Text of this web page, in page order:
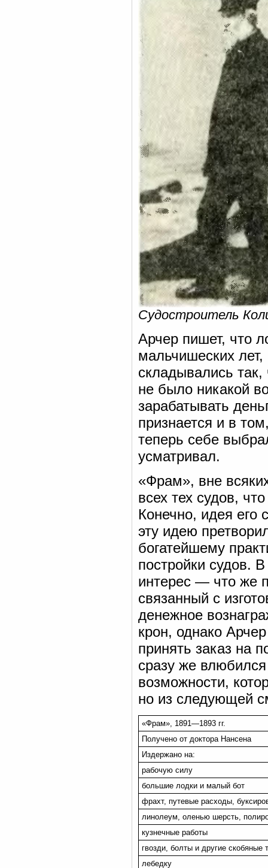
Судостроитель
Арчер пишет, что
мальчишеских лет,
складывались так,
не было никакой
зарабатывать
признается и в
теперь себе
усматривал.
«Фрам», вне
всех тех судов,
Конечно, идея его
эту идею
богатейшему
постройки судов.
интерес — что же
связанный с
денежное
крон, однако
принять заказ на
сразу же
возможности,
но из следующей
«Фрам», 1891—1893 гг.
Получено от доктора Нансена
Издержано на:
рабочую силу
большие лодки и малый бот
фрахт, путевые расходы,
линолеум, оленью шерсть,
кузнечные работы
гвозди, болты и другие скобяные
лебедку